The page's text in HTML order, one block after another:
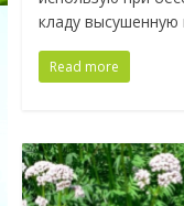
кладу высушенную
Read more